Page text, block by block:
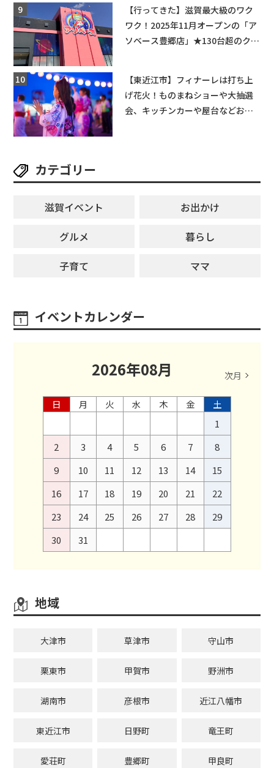
【行ってきた】滋賀最大級のワク
ワク！2025年11月オープンの「ア
ソベース豊郷店」★130台超のクレ
【東近江市】フィナーレは打ち上
げ花火！ものまねショーや大抽選
会、キッチンカーや屋台などお楽
カテゴリー
滋賀イベント
お出かけ
グルメ
暮らし
子育て
ママ
イベントカレンダー
2026年08月 次月
日 月 火 水 木 金
土
1
2
3 4 5 6 7
8
9
10 11 12 13 14
15
16
17 18 19 20 21
22
23
24 25 26 27 28
29
30
31
地域
大津市 草津市 守山市
栗東市 甲賀市 野洲市
湖南市 彦根市 近江八幡市
東近江市 日野町 竜王町
愛荘町 豊郷町 甲良町